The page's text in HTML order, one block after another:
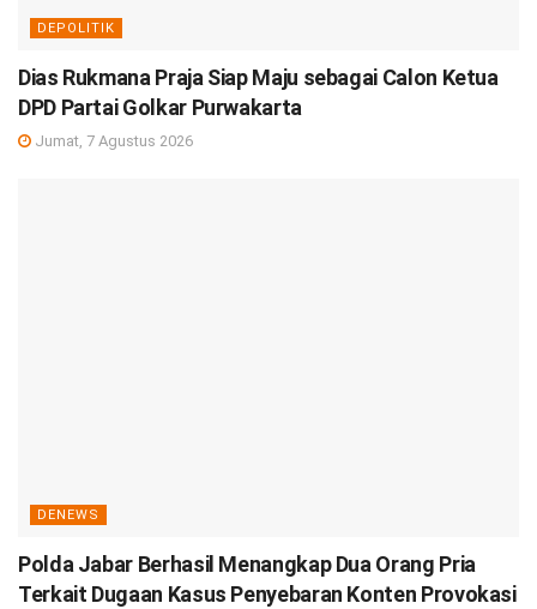
DEPOLITIK
Dias Rukmana Praja Siap Maju sebagai Calon Ketua
DPD Partai Golkar Purwakarta
Jumat, 7 Agustus 2026
DENEWS
Polda Jabar Berhasil Menangkap Dua Orang Pria
Terkait Dugaan Kasus Penyebaran Konten Provokasi